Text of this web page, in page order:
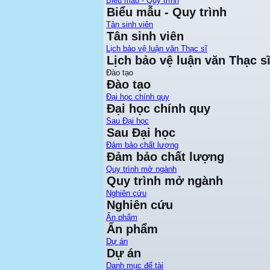
Biểu mẫu - Quy trình
Tân sinh viên
Tân sinh viên
Lịch bảo vệ luận văn Thạc sĩ
Lịch bảo vệ luận văn Thạc sĩ
Đào tạo
Đào tạo
Đại học chính quy
Đại học chính quy
Sau Đại học
Sau Đại học
Đảm bảo chất lượng
Đảm bảo chất lượng
Quy trình mở ngành
Quy trình mở ngành
Nghiên cứu
Nghiên cứu
Ấn phẩm
Ấn phẩm
Dự án
Dự án
Danh mục để tài